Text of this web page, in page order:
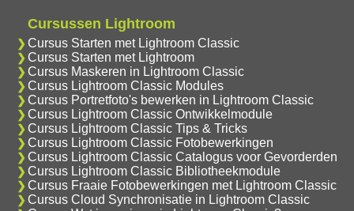
Cursussen Lightroom
Cursus Starten met Lightroom Classic
Cursus Starten met Lightroom
Cursus Maskeren in Lightroom Classic
Cursus Lightroom Classic Modules
Cursus Portretfoto's bewerken in Lightroom Classic
Cursus Lightroom Classic Ontwikkelmodule
Cursus Lightroom Classic Tips & Tricks
Cursus Lightroom Classic Fotobewerkingen
Cursus Lightroom Classic Catalogus voor Gevorderden
Cursus Lightroom Classic Bibliotheekmodule
Cursus Fraaie Fotobewerkingen met Lightroom Classic
Cursus Cloud Synchronisatie in Lightroom Classic